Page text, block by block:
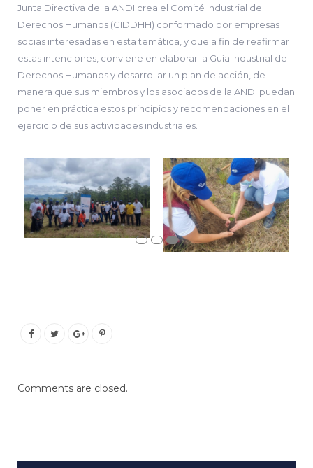
Junta Directiva de la ANDI crea el Comité Industrial de
Derechos Humanos (CIDDHH) conformado por empresas
socias interesadas en esta temática, y que a fin de reafirmar
estas intenciones, conviene en elaborar la Guía Industrial de
Derechos Humanos y desarrollar un plan de acción, de
manera que sus miembros y los asociados de la ANDI puedan
poner en práctica estos principios y recomendaciones en el
ejercicio de sus actividades industriales.
Comments are closed.